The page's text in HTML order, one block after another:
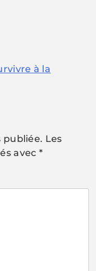
à la
publiée. Les
avec *